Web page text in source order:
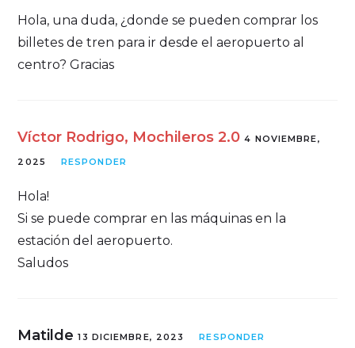
Hola, una duda, ¿donde se pueden comprar los
billetes de tren para ir desde el aeropuerto al
centro? Gracias
Víctor Rodrigo, Mochileros 2.0 4 NOVIEMBRE,
2025 RESPONDER
Hola!
Si se puede comprar en las máquinas en la
estación del aeropuerto.
Saludos
Matilde13 DICIEMBRE, 2023 RESPONDER